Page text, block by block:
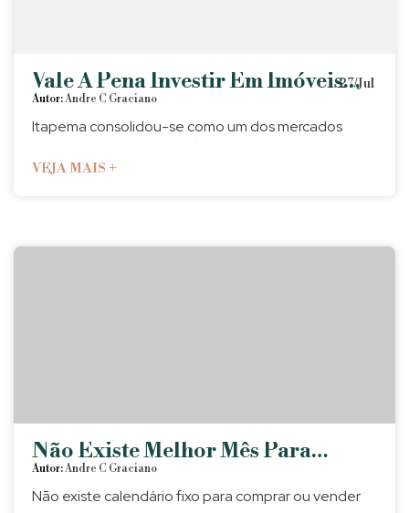
27/Jul
Vale A Pena Investir Em Imóveis
Em Itapema? O Que Realmente Faz
Diferença Na Hora De Investir
Autor:Andre C Graciano
Itapema consolidou-se como um dos mercados
imobiliários mais valorizados do Brasil. Neste guia,
você entenderá os fatores que impulsionam esse
crescimento, conhecerá os bairros com maior
Não Existe Melhor Mês Para
Comprar Em Itapema: Entenda O
Que Realmente Importa
Autor:Andre C Graciano
Não existe calendário fixo para comprar ou vender